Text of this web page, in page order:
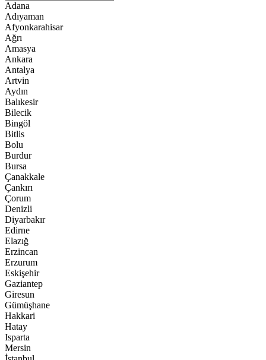
Adana
Adıyaman
Afyonkarahisar
Ağrı
Amasya
Ankara
Antalya
Artvin
Aydın
Balıkesir
Bilecik
Bingöl
Bitlis
Bolu
Burdur
Bursa
Çanakkale
Çankırı
Çorum
Denizli
Diyarbakır
Edirne
Elazığ
Erzincan
Erzurum
Eskişehir
Gaziantep
Giresun
Gümüşhane
Hakkari
Hatay
Isparta
Mersin